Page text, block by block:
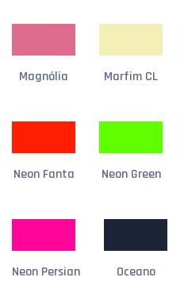
Magnólia Marfim CL
Neon Fanta Neon Green
Neon Persian Oceano